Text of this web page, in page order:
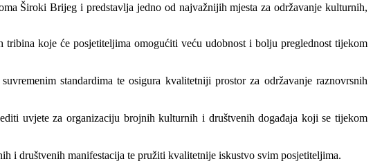
Široki Brijeg i predstavlja jedno od najvažnijih mjesta za održavanje kulturnih,
tribina koje će posjetiteljima omogućiti veću udobnost i bolju preglednost tijekom
standardima te osigura kvalitetniji prostor za održavanje raznovrsnih
uvjete za organizaciju brojnih kulturnih i društvenih događaja koji se tijekom
i društvenih manifestacija te pružiti kvalitetnije iskustvo svim posjetiteljima.